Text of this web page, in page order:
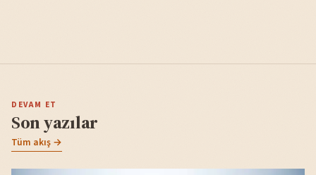
DEVAM ET
Son yazılar
Tüm akış →